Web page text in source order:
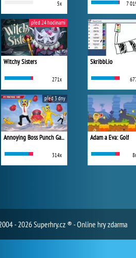
5x
Witchy Sisters
271x
před 24 hodinami
Annoying Boss Punch Game
314x
před 3 dny
7
Skribbl.io
Adam a Eva: Golf
- 2026 Superhry.cz ® - Online hry zdarma